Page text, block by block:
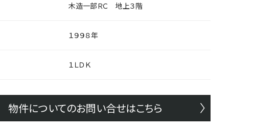
木造一部ＲＣ 地上３階
１９９８年
１ＬＤＫ
物件についてのお問い合せはこちら